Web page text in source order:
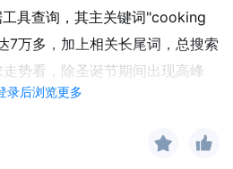
录后浏览更多
具查询，其主关键词"cooking
万多，加上相关长尾词，总搜索
势看，除圣诞节期间出现高峰
发现问题：